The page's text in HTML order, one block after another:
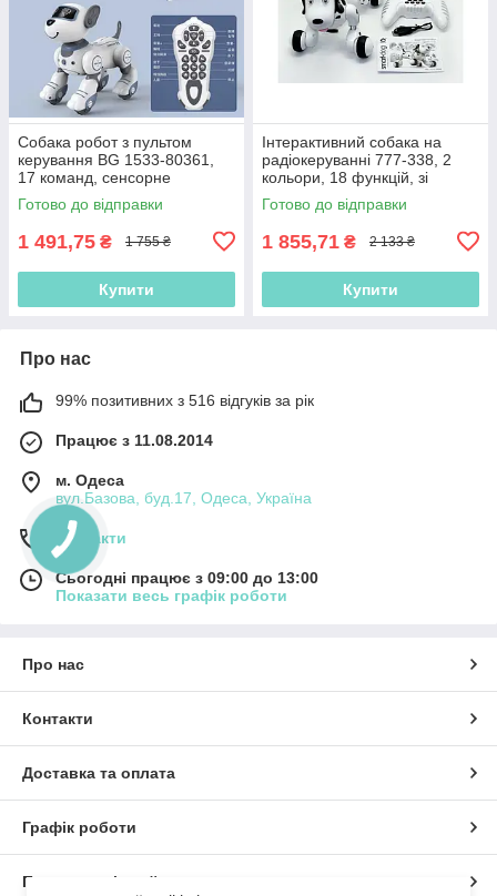
Собака робот з пультом
керування BG 1533-80361,
17 команд, сенсорне
керування,
багатофункціональна іграшка
Готово до відправки
1 491,75 ₴ 1 755 ₴
Купити
Інтерактивний собака на
радіокеруванні 777-338, 2
кольори, 18 функцій, зі
світловими та звуковими
ефектами
Готово до відправки
1 855,71 ₴ 2 133 ₴
Купити
Про нас
99% позитивних з 516 відгуків за рік
Працює з 11.08.2014
м. Одеса
вул.Базова, буд.17, Одеса, Україна
Контакти
Сьогодні працює з 09:00 до 13:00
Показати весь графік роботи
Про нас
Контакти
Доставка та оплата
Графік роботи
Повна версія сайту